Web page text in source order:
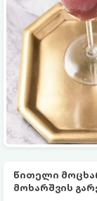
წითელი
მოხარშვის